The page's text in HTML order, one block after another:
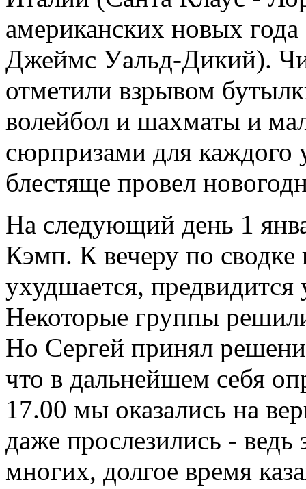
американских новых
Джеймс Уальд-Дикий).
отметили взрывом
волейбол и шахматы и
сюрпризами для каждого
блестяще провел
На следующий день 1
Кэмп. К вечеру по сводке
ухудшается,
Некоторые группы
Но Сергей принял
что в дальнейшем себя
17.00 мы оказались на
даже прослезились - ведь
многих, долгое время